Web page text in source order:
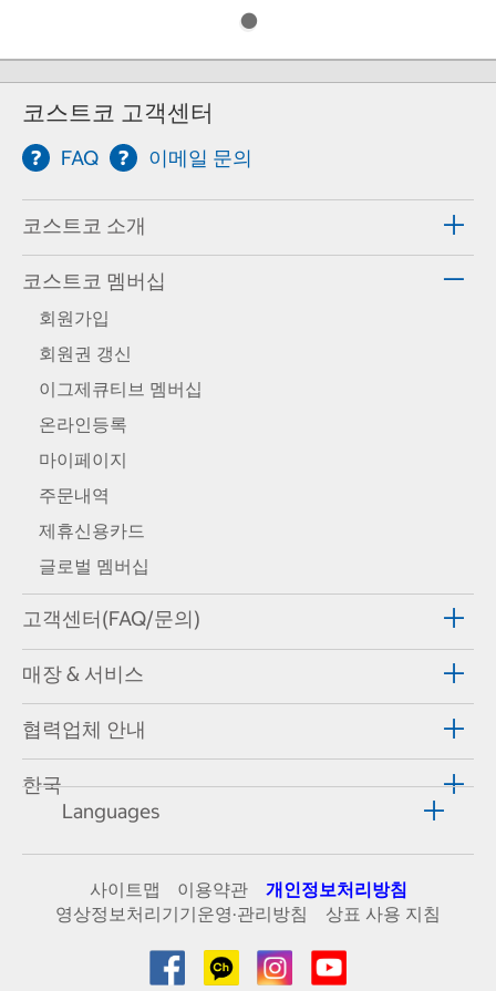
코스트코 고객센터
FAQ 이메일 문의
코스트코 소개
코스트코 멤버십
회원가입
회원권 갱신
이그제큐티브 멤버십
온라인등록
마이페이지
주문내역
제휴신용카드
글로벌 멤버십
고객센터(FAQ/문의)
매장 & 서비스
협력업체 안내
한국
Languages
사이트맵 이용약관
개인정보처리방침
영상정보처리기기운영·관리방침
상표 사용 지침